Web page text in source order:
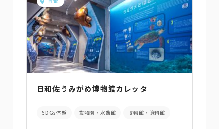
日和佐うみがめ博物館カレッタ
SDGs体験 動物園・水族館 博物館・資料館